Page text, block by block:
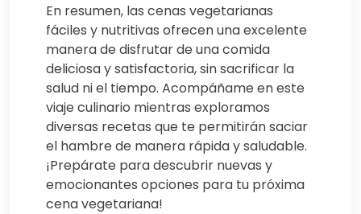
En resumen, las cenas vegetarianas
fáciles y nutritivas ofrecen una excelente
manera de disfrutar de una comida
deliciosa y satisfactoria, sin sacrificar la
salud ni el tiempo. Acompáñame en este
viaje culinario mientras exploramos
diversas recetas que te permitirán saciar
el hambre de manera rápida y saludable.
¡Prepárate para descubrir nuevas y
emocionantes opciones para tu próxima
cena vegetariana!